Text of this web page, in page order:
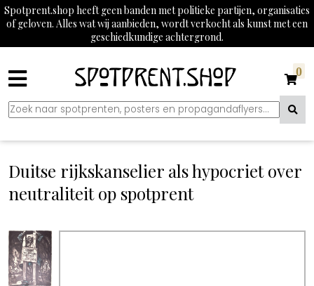
Spotprent.shop heeft geen banden met politieke partijen, organisaties
of geloven. Alles wat wij aanbieden, wordt verkocht als kunst met een
geschiedkundige achtergrond.
0
Duitse rijkskanselier als hypocriet over
neutraliteit op spotprent